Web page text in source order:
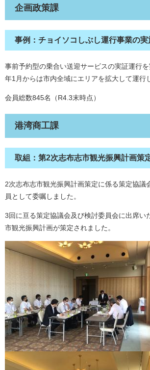
企画政策課
事例：チョイソコしぶし運行事業の実
事前予約型の乗合い送迎サービスの実証運行
年1月からは市内全域にエリアを拡大して運行
会員総数845名（R4.3末時点）
港湾商工課
取組：第2次志布志市観光振興計画策
2次志布志市観光振興計画策定に係る策定協議
員として委嘱しました。
3回に亘る策定協議会及び検討委員会に出席い
市観光振興計画が策定されました。